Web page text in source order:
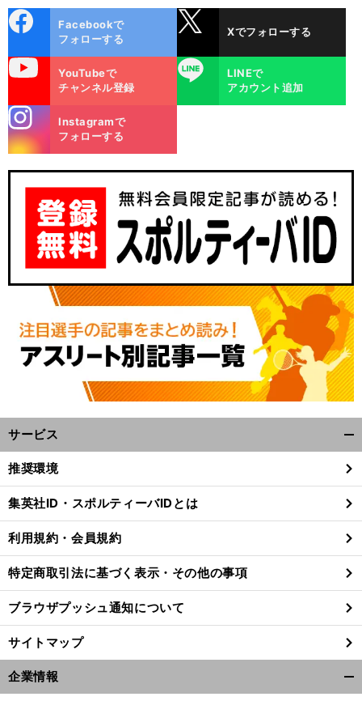
ラフト候補も続
参戦
日本初開催のウインターリーグ「
WL
が担う３つの大きな意義
ok
Facebookで
フォローする
Xでフォローする
YouTubeで
チャンネル登録
LINE
LINEで
アカウント追加
m
Instagramで
フォローする
サービス
閉
る
推奨環境
集英社ID・スポルティーバIDとは
利用規約・会員規約
特定商取引法に基づく表示・その他の事項
ブラウザプッシュ通知について
サイトマップ
企業情報